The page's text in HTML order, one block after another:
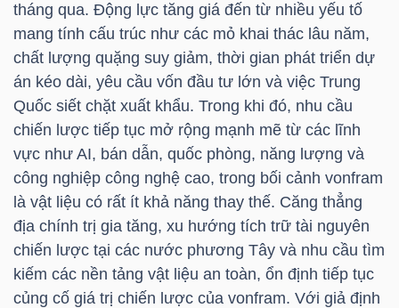
tháng qua. Động lực tăng giá đến từ nhiều yếu tố
mang tính cấu trúc như các mỏ khai thác lâu năm,
chất lượng quặng suy giảm, thời gian phát triển dự
án kéo dài, yêu cầu vốn đầu tư lớn và việc Trung
Quốc siết chặt xuất khẩu. Trong khi đó, nhu cầu
chiến lược tiếp tục mở rộng mạnh mẽ từ các lĩnh
vực như AI, bán dẫn, quốc phòng, năng lượng và
công nghiệp công nghệ cao, trong bối cảnh vonfram
là vật liệu có rất ít khả năng thay thế. Căng thẳng
địa chính trị gia tăng, xu hướng tích trữ tài nguyên
chiến lược tại các nước phương Tây và nhu cầu tìm
kiếm các nền tảng vật liệu an toàn, ổn định tiếp tục
củng cố giá trị chiến lược của vonfram. Với giả định
CÔNG
NGHIỆP
DÙNG
KHÔNG
THIẾT